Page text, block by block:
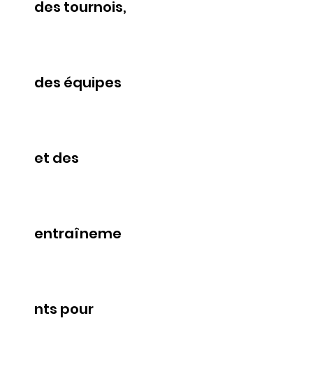
des tournois,
des équipes
et des
entraîneme
nts pour